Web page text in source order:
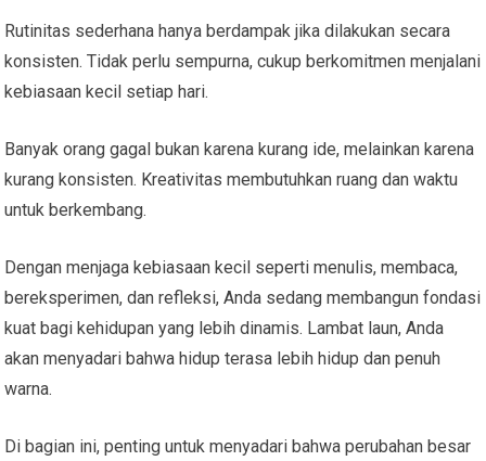
Rutinitas sederhana hanya berdampak jika dilakukan secara
konsisten. Tidak perlu sempurna, cukup berkomitmen menjalani
kebiasaan kecil setiap hari.
Banyak orang gagal bukan karena kurang ide, melainkan karena
kurang konsisten. Kreativitas membutuhkan ruang dan waktu
untuk berkembang.
Dengan menjaga kebiasaan kecil seperti menulis, membaca,
bereksperimen, dan refleksi, Anda sedang membangun fondasi
kuat bagi kehidupan yang lebih dinamis. Lambat laun, Anda
akan menyadari bahwa hidup terasa lebih hidup dan penuh
warna.
Di bagian ini, penting untuk menyadari bahwa perubahan besar